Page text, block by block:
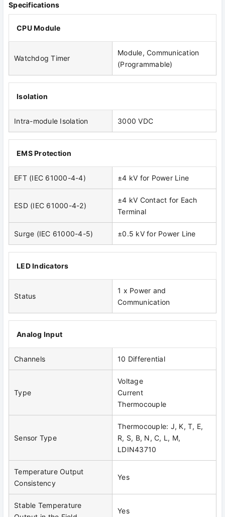
Specifications
CPU Module
Watchdog Timer
Module, Communication
(Programmable)
Isolation
Intra-module Isolation 3000 VDC
EMS Protection
EFT (IEC 61000-4-4) ±4 kV for Power Line
ESD (IEC 61000-4-2)
±4 kV Contact for Each
Terminal
Surge (IEC 61000-4-5) ±0.5 kV for Power Line
LED Indicators
Status
1 x Power and
Communication
Analog Input
Channels 10 Differential
Type
Voltage
Current
Thermocouple
Sensor Type
Thermocouple: J, K, T, E,
R, S, B, N, C, L, M,
LDIN43710
Temperature Output
Consistency
Yes
Stable Temperature
Yes